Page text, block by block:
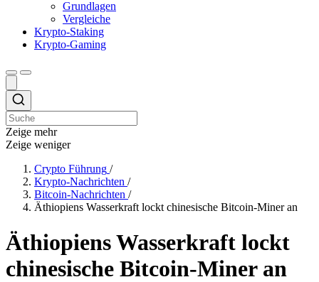
Grundlagen
Vergleiche
Krypto-Staking
Krypto-Gaming
Zeige mehr
Zeige weniger
Crypto Führung /
Krypto-Nachrichten /
Bitcoin-Nachrichten /
Äthiopiens Wasserkraft lockt chinesische Bitcoin-Miner an
Äthiopiens Wasserkraft lockt
chinesische Bitcoin-Miner an